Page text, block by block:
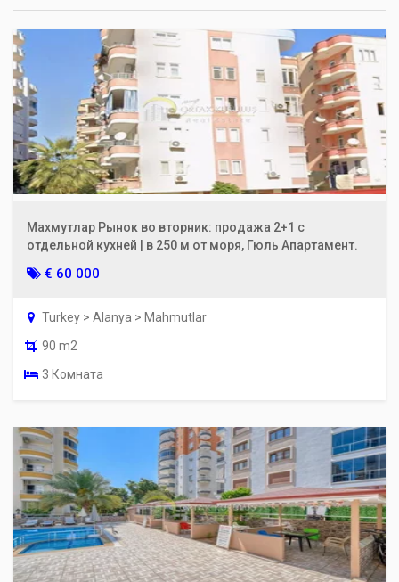
Махмутлар Рынок во вторник: продажа 2+1 с
отдельной кухней | в 250 м от моря, Гюль Апартамент.
€ 60 000
Turkey > Alanya > Mahmutlar
90 m2
3 Комната